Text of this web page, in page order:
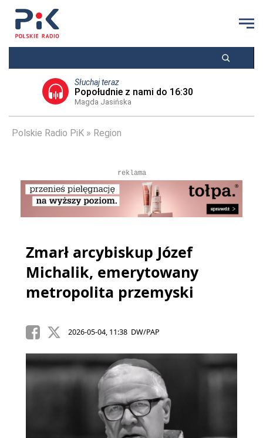
Słuchaj teraz
Popołudnie z nami do 16:30
Magda Jasińska
Polskie Radio PiK Region
reklama
Zmarł arcybiskup Józef
Michalik, emerytowany
metropolita przemyski
2026-05-04, 11:38 DW/PAP